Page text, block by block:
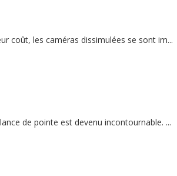
coût, les caméras dissimulées se sont im...
de pointe est devenu incontournable. ...